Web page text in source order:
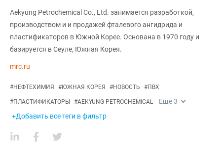
Aekyung Petrochemical Co., Ltd. занимается разработкой,
производством и и продажей фталевого ангидрида и
пластификаторов в Южной Корее. Основана в 1970 году и
базируется в Сеуле, Южная Корея.
mrc.ru
#НЕФТЕХИМИЯ #ЮЖНАЯ КОРЕЯ #НОВОСТЬ #ПВХ
#ПЛАСТИФИКАТОРЫ #AEKYUNG PETROCHEMICAL Еще3
+Добавить все теги в фильтр